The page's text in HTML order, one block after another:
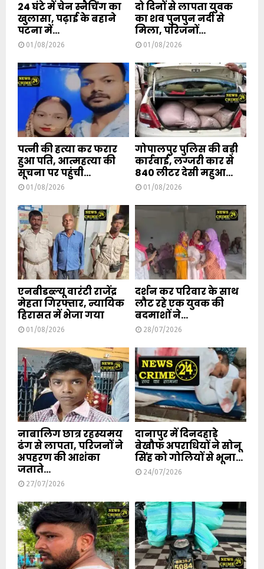
24 घंटे में चेन स्नैचिंग का
खुलासा, पढ़ाई के बहाने
पटना में...
01/08/2026
दो दिनों से लापता युवक
का शव पुनपुन नदी से
मिला, परिजनों...
01/08/2026
पत्नी की हत्या कर फरार
हुआ पति, आत्महत्या की
सूचना पर पहुंची...
01/08/2026
गोपालपुर पुलिस की बड़ी
कार्रवाई, लग्जरी कार से
840 लीटर देसी महुआ...
01/08/2026
एनबीडब्ल्यू वारंटी राजेंद्र
मेहता गिरफ्तार, न्यायिक
हिरासत में भेजा गया
01/08/2026
दर्शन कर परिवार के साथ
लौट रहे एक युवक की
बदमाशों ने...
28/07/2026
नाबालिग छात्र रहस्यमय
ढंग से लापता, परिजनों ने
अपहरण की आशंका
जताते...
27/07/2026
दानापुर में दिनदहाड़े
बेखौफ अपराधियों ने सोनू
सिंह को गोलियों से भूना...
24/07/2026